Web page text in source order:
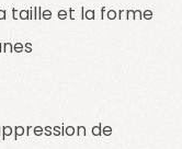
taille et la forme
de